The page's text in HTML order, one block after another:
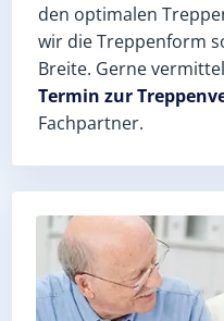
den optimalen
wir die Treppenform
Breite. Gerne
Termin zur
Fachpartner.
Exaktes Aufmaß in